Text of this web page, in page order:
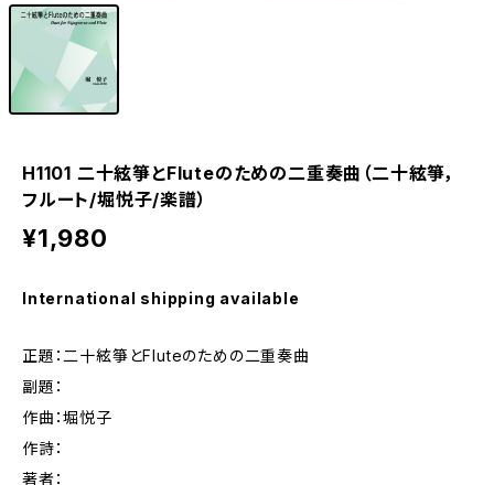
H1101 二十絃箏とFluteのための二重奏曲（二十絃箏，
フルート/堀悦子/楽譜）
¥1,980
International shipping available
正題：二十絃箏とFluteのための二重奏曲
副題：
作曲：堀悦子
作詩：
著者：